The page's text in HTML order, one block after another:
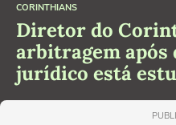
CORINTHIANS
Diretor do
arbitragem após
jurídico está